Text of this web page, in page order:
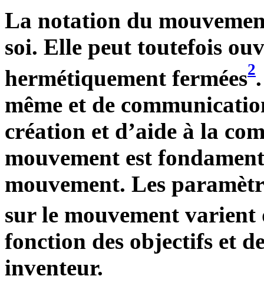
La notation du
soi. Elle peut toutefois
hermétiquement fermées2
même et de
création et d’aide à la
mouvement est
mouvement. Les
sur le mouvement varient
fonction des objectifs et
inventeur.